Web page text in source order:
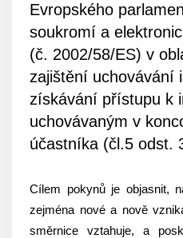
Evropského
soukromí a
(č. 2002/58/ES) v
zajištění uchovávání
získávání přístupu k
uchovávaným v
účastníka (čl.5 odst.
Cílem pokynů je objasnit,
zejména nové a nově
směrnice vztahuje, a